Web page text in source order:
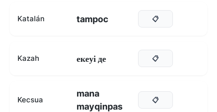
Katalán tampoc 📋
Kazah екеуі де 📋
Kecsua
mana
mayqinpas
📋